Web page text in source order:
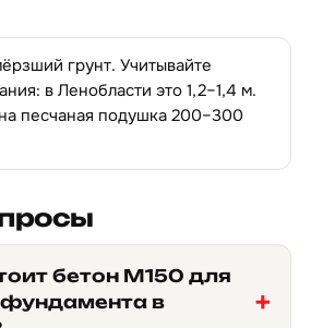
грунт. Учитывайте
в Ленобласти это 1,2–1,4 м.
песчаная подушка 200–300
бетон М150 для
фундамента в